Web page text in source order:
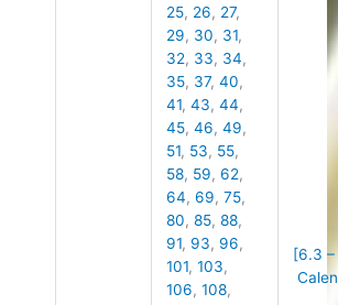
25, 26, 27,
29, 30, 31,
32, 33, 34,
35, 37,40,
41,43,44,
45,46,49,
51, 53, 55,
58, 59,62,
64,69,75,
80,85,88,
91, 93, 96,
101,103,
106,108,
[6.3 –